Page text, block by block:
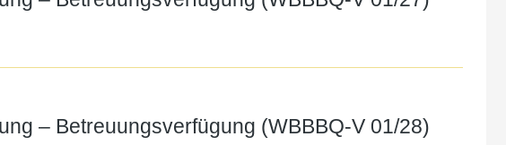
– Betreuungsverfügung (WBBBQ-V 01/28)